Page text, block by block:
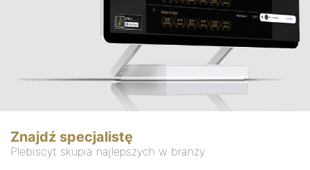
Znajdź specjalistę
Plebiscyt skupia najlepszych w branży